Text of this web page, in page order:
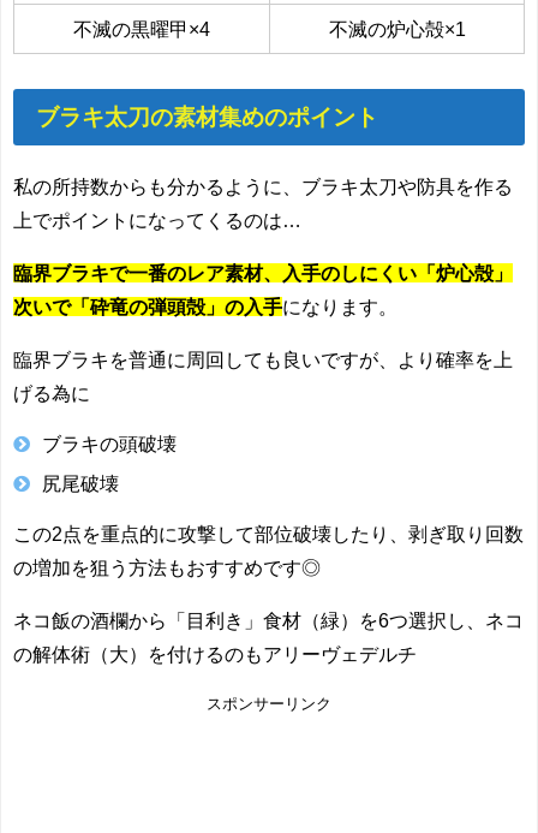
不滅の黒曜甲×4 不滅の炉心殻×1
ブラキ太刀の素材集めのポイント
私の所持数からも分かるように、ブラキ太刀や防具を作る
上でポイントになってくるのは…
臨界ブラキで一番のレア素材、入手のしにくい「炉心殻」
次いで「砕竜の弾頭殻」の入手になります。
臨界ブラキを普通に周回しても良いですが、より確率を上
げる為に
ブラキの頭破壊
尻尾破壊
この2点を重点的に攻撃して部位破壊したり、剥ぎ取り回数
の増加を狙う方法もおすすめです◎
ネコ飯の酒欄から「目利き」食材（緑）を6つ選択し、ネコ
の解体術（大）を付けるのもアリーヴェデルチ
スポンサーリンク